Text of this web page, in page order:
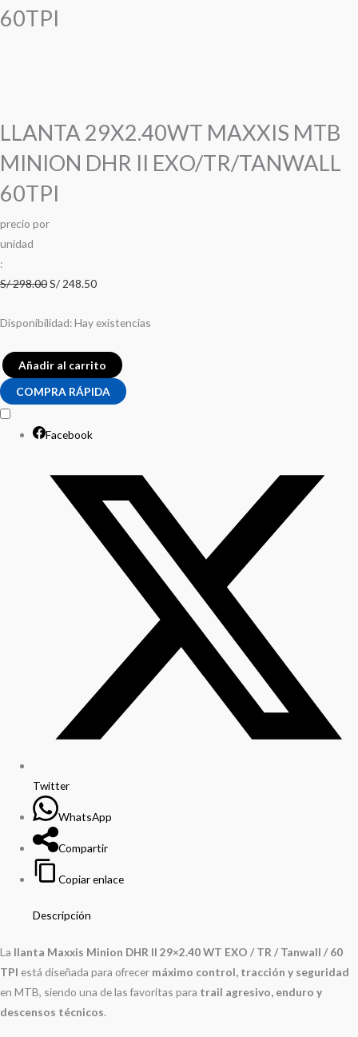
60TPI
LLANTA 29X2.40WT MAXXIS MTB
MINION DHR II EXO/TR/TANWALL
60TPI
precio por
unidad
:
S/298.00S/ 248.50
Disponibilidad:Hay existencias
Añadir al carrito
COMPRA RÁPIDA
Facebook
Twitter
WhatsApp
Compartir
Copiar enlace
Descripción
La llanta Maxxis Minion DHR II 29×2.40 WT EXO / TR / Tanwall / 60
TPI está diseñada para ofrecer máximo control, tracción y seguridad
en MTB, siendo una de las favoritas para trail agresivo, enduro y
descensos técnicos.